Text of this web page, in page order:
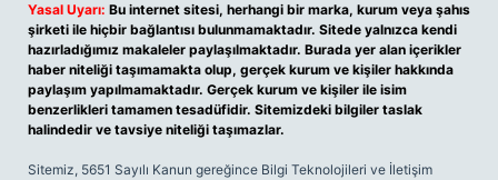
Yasal Uyarı: Bu internet sitesi, herhangi bir marka, kurum veya şahıs
şirketi ile hiçbir bağlantısı bulunmamaktadır. Sitede yalnızca kendi
hazırladığımız makaleler paylaşılmaktadır. Burada yer alan içerikler
haber niteliği taşımamakta olup, gerçek kurum ve kişiler hakkında
paylaşım yapılmamaktadır. Gerçek kurum ve kişiler ile isim
benzerlikleri tamamen tesadüfidir. Sitemizdeki bilgiler taslak
halindedir ve tavsiye niteliği taşımazlar.
Sitemiz, 5651 Sayılı Kanun gereğince Bilgi Teknolojileri ve İletişim